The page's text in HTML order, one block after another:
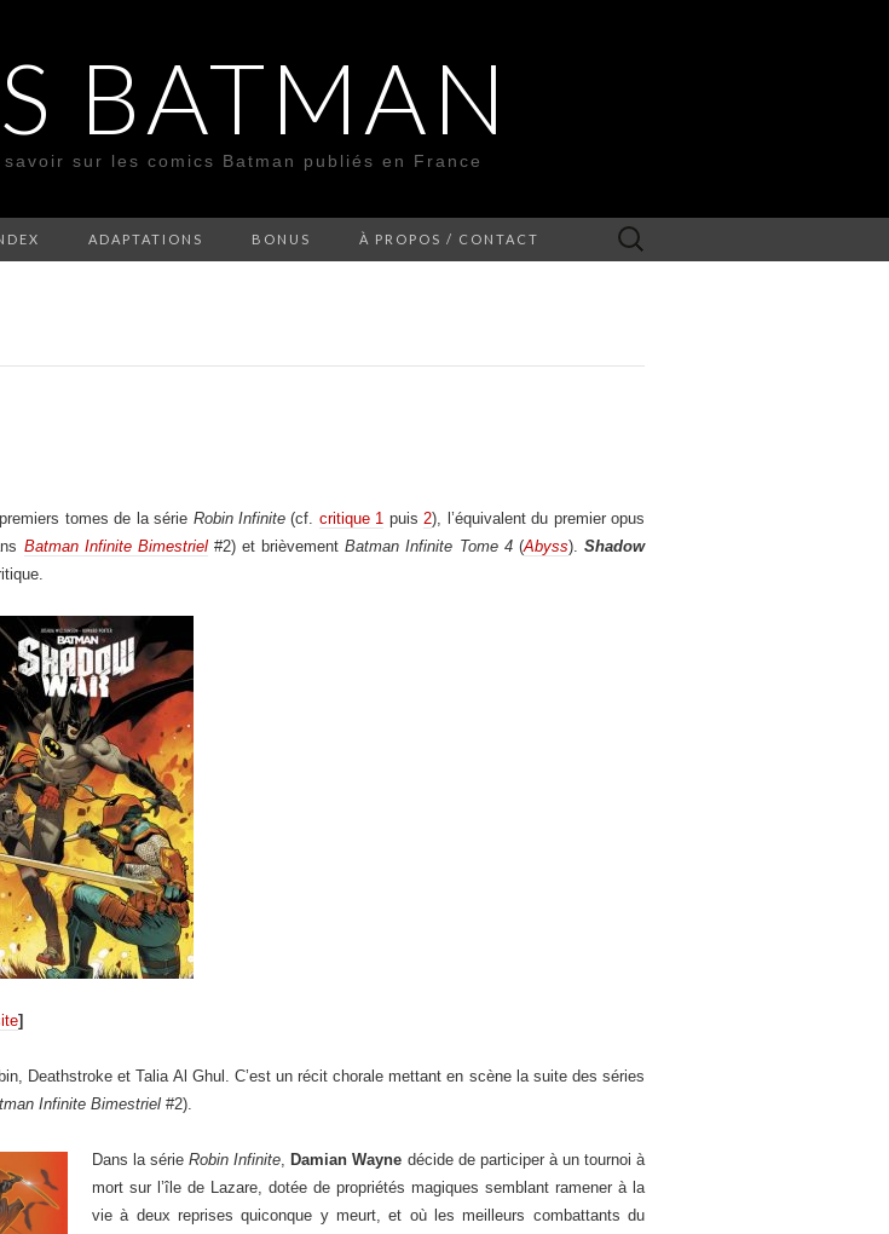
BATMAN
sur les comics Batman publiés en France
ADAPTATIONS BONUS À PROPOS / CONTACT Rechercher :
tomes de la série Robin Infinite(cf. critique 1 puis2), l’équivalent du premier opus
Batman Infinite Bimestriel#2) et brièvementBatman Infinite Tome 4 (Abyss).Shadow
]
Deathstroke et Talia Al Ghul. C’est un récit chorale mettant en scène la suite des séries
Infinite Bimestriel #2).
Dans la sérieRobin Infinite, Damian Wayne décide de participer à un tournoi à
mort sur l’île de Lazare, dotée de propriétés magiques semblant ramener à la
vie à deux reprises quiconque y meurt, et où les meilleurs combattants du